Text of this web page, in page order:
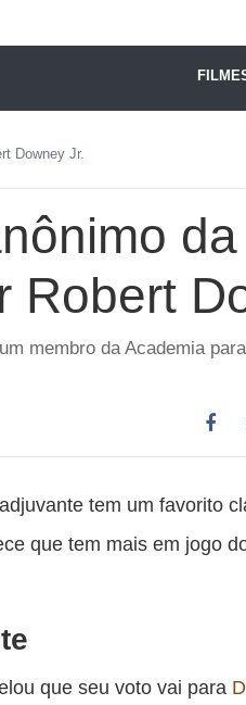
Downey Jr.
Robert
membro da Academia
esta
tem um favorito
que tem mais em jogo
que seu voto vai para